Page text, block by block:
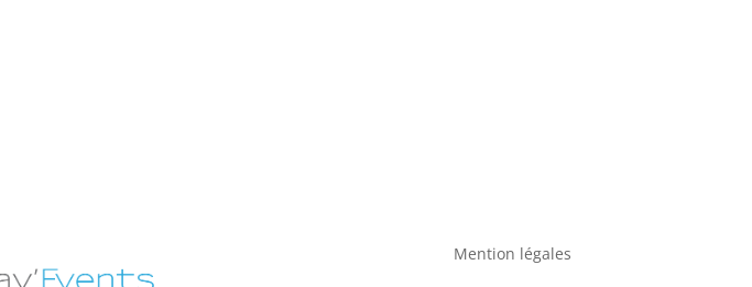
Mention légales